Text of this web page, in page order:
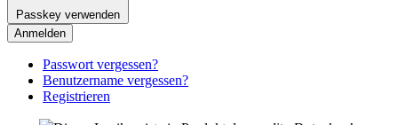
Passkey verwenden
Anmelden
Passwort vergessen?
Benutzername vergessen?
Registrieren